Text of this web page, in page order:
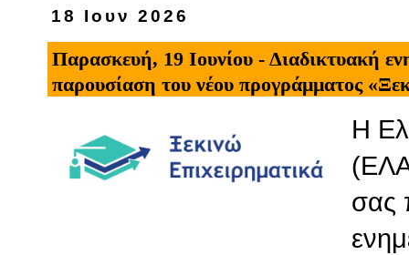
18 Ιουν 2026
Παρασκευή, 19 Ιουνίου - Διαδικτυακή
παρουσίαση του νέου προγράμματος
Η
σας